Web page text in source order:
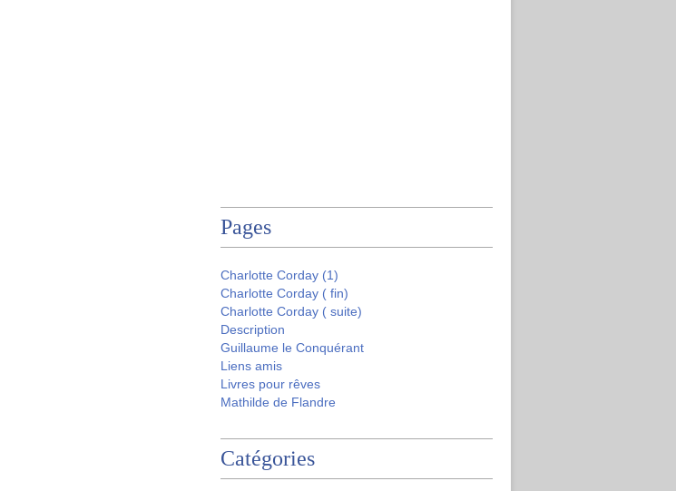
Pages
Charlotte Corday (1)
Charlotte Corday ( fin)
Charlotte Corday ( suite)
Description
Guillaume le Conquérant
Liens amis
Livres pour rêves
Mathilde de Flandre
Catégories